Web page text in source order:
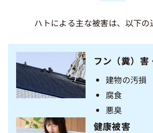
ハトによる主な被害は、以下の
フン（糞）害
建物の汚損
腐食
悪臭
健康被害